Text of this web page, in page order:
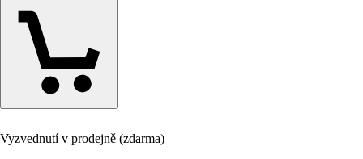
Vyzvednutí v prodejně (zdarma)